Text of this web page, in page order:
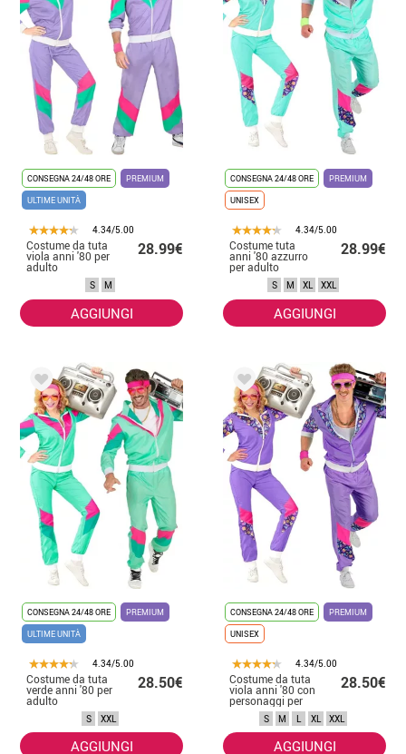
CONSEGNA 24/48 ORE
PREMIUM
ULTIME UNITÀ
4.34/5.00
Costume da tuta
viola anni '80 per
adulto
28.99€
S M
AGGIUNGI
CONSEGNA 24/48 ORE
PREMIUM
UNISEX
4.34/5.00
Costume tuta
anni '80 azzurro
per adulto
28.99€
S M XL XXL
AGGIUNGI
CONSEGNA 24/48 ORE
PREMIUM
ULTIME UNITÀ
4.34/5.00
Costume da tuta
verde anni '80 per
adulto
28.50€
S XXL
AGGIUNGI
CONSEGNA 24/48 ORE
PREMIUM
UNISEX
4.34/5.00
Costume da tuta
viola anni '80 con
personaggi per
adulto
28.50€
S M L XL XXL
AGGIUNGI